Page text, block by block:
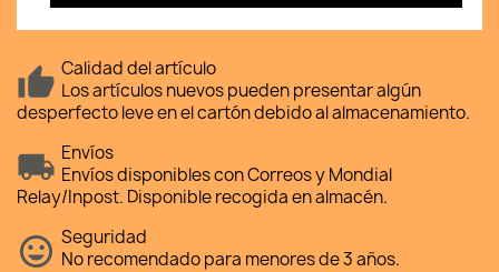
Calidad del artículo
Los artículos nuevos pueden presentar algún
desperfecto leve en el cartón debido al almacenamiento.
Envíos
Envíos disponibles con Correos y Mondial
Relay/Inpost. Disponible recogida en almacén.
Seguridad
No recomendado para menores de 3 años.